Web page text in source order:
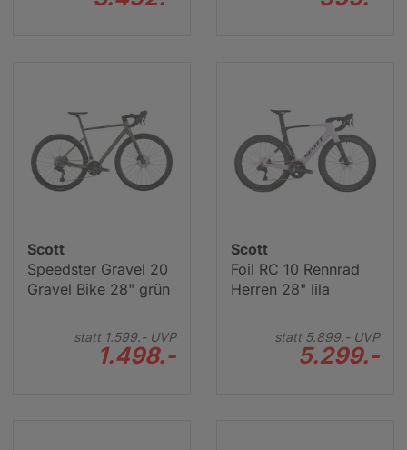
Scott
Speedster Gravel 20
Gravel Bike 28" grün
statt 1.599.-UVP
1.498.-
Scott
Foil RC 10 Rennrad
Herren 28" lila
statt 5.899.-UVP
5.299.-